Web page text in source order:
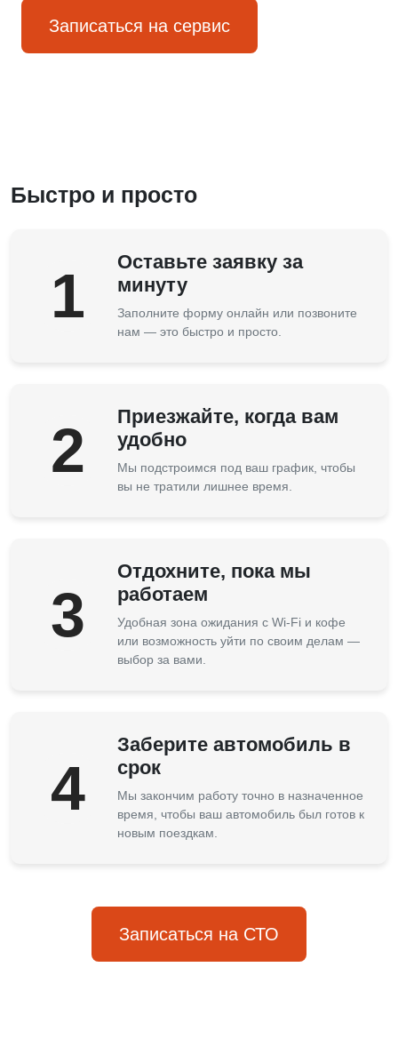
Записаться на сервис
Быстро и просто
1
Оставьте заявку за
минуту
Заполните форму онлайн или позвоните
нам — это быстро и просто.
2
Приезжайте, когда вам
удобно
Мы подстроимся под ваш график, чтобы
вы не тратили лишнее время.
3
Отдохните, пока мы
работаем
Удобная зона ожидания с Wi-Fi и кофе
или возможность уйти по своим делам —
выбор за вами.
4
Заберите автомобиль в
срок
Мы закончим работу точно в назначенное
время, чтобы ваш автомобиль был готов к
новым поездкам.
Записаться на СТО